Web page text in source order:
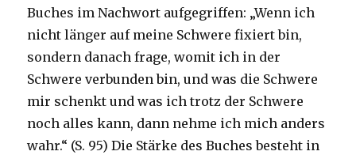
Buches im Nachwort aufgegriffen: „Wenn ich
nicht länger auf meine Schwere fixiert bin,
sondern danach frage, womit ich in der
Schwere verbunden bin, und was die Schwere
mir schenkt und was ich trotz der Schwere
noch alles kann, dann nehme ich mich anders
wahr.“ (S. 95) Die Stärke des Buches besteht in